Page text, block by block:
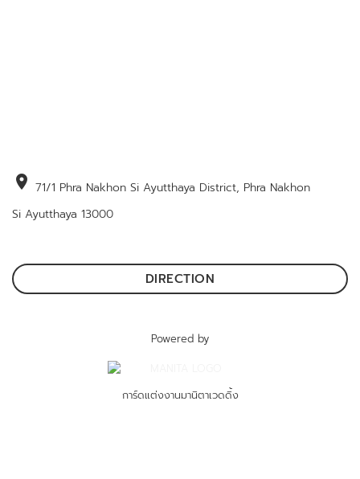
location_on 71/1 Phra Nakhon Si Ayutthaya District, Phra Nakhon
Si Ayutthaya 13000
DIRECTION
Powered by
การ์ดแต่งงานมานิตาเวดดิ้ง